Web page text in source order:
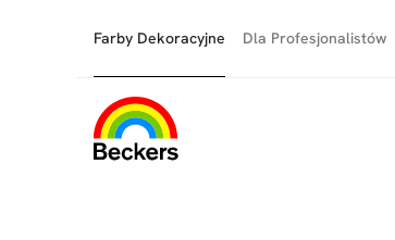
Farby Dekoracyjne Dla Profesjonalistów